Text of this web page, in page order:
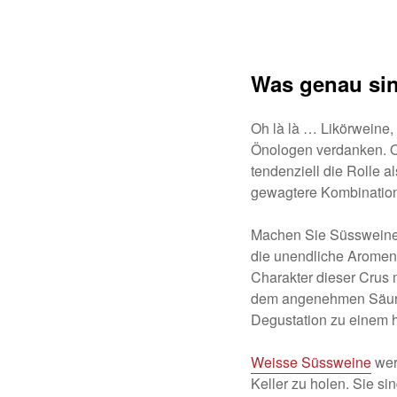
Was genau
Oh là là … Likörweine,
Önologen verdanken.
tendenziell die Rolle
gewagtere
Machen Sie
die unendliche
Charakter dieser Crus
dem angenehmen
Degustation zu einem
Weisse Süssweine
Keller zu holen. Sie